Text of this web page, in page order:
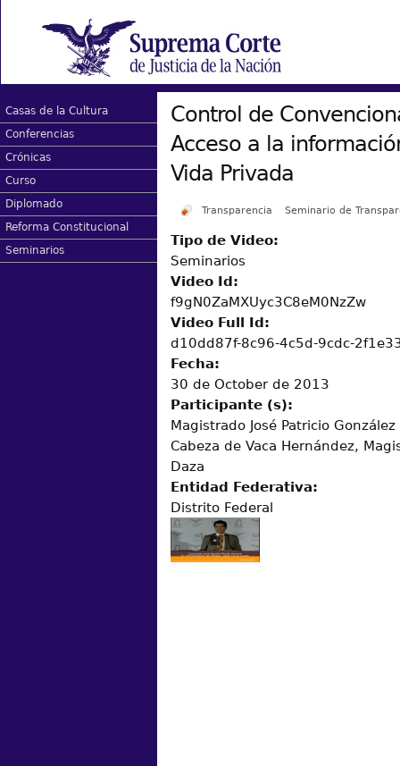
Casas de la Cultura
Conferencias
Crónicas
Curso
Diplomado
Reforma Constitucional
Seminarios
Control de
Acceso a la
Vida Privada
Transparencia Seminario de
Tipo de Video:
Seminarios
Video Id:
f9gN0ZaMXUyc3C8eM0NzZw
Video Full Id:
d10dd87f-8c96-4c5d-9cdc-
Fecha:
30 de October de 2013
Participante (s):
Magistrado José Patricio
Cabeza de Vaca Hernández,
Daza
Entidad Federativa:
Distrito Federal